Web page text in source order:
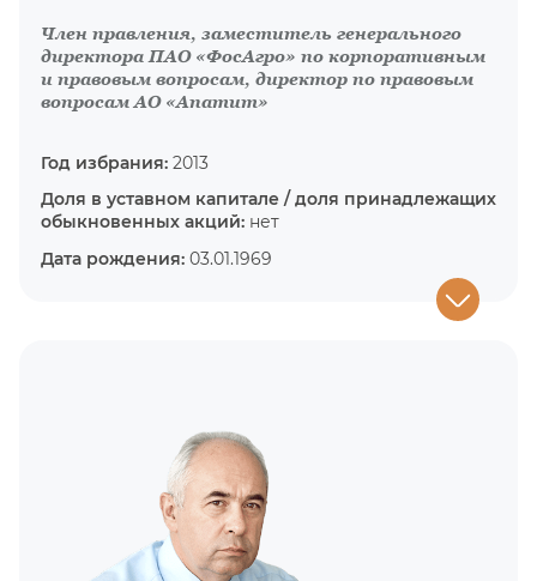
Член правления, заместитель генерального
директора ПАО «ФосАгро» по корпоративным
и правовым вопросам, директор по правовым
вопросам АО «Апатит»
Год избрания: 2013
Доля в уставном капитале / доля принадлежащих
обыкновенных акций: нет
Дата рождения: 03.01.1969